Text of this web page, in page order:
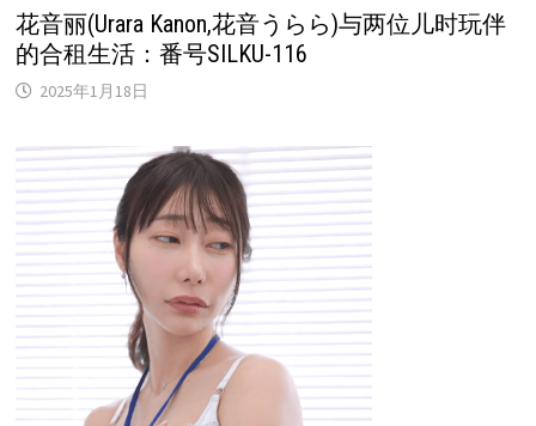
花音丽(Urara Kanon,花音うらら)与两位儿时玩伴
的合租生活：番号SILKU-116
2025年1月18日